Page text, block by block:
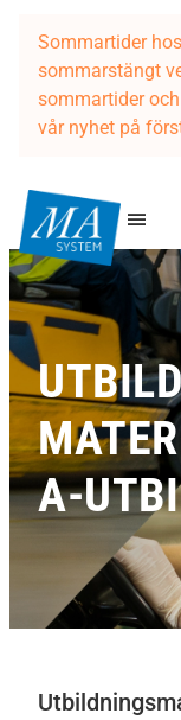
Sommartider
sommarstängt
sommartider
vår nyhet på
A-